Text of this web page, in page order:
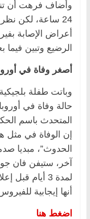
وأضاف فرهت أن
24 ساعة، لكن
أعراض الإصابة
الرضيع وتبين فيما
أصغر وفاة في
حالة وفاة في
المتحدث باسم
إن الوفاة في مثل
الحدوث”، مبديا
آخر، ستيفن فان
لمدة 3 أيام
أنها إيجابية
اضغط هنا